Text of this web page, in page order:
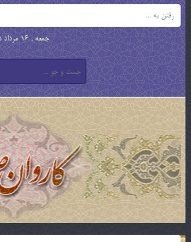
جمعه , 16 مرداد 1405